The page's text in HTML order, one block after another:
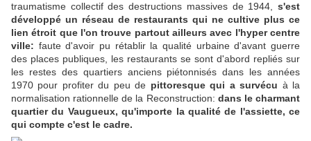
traumatisme collectif des destructions massives de 1944, s'est
développé un réseau de restaurants qui ne cultive plus ce
lien étroit que l'on trouve partout ailleurs avec l'hyper centre
ville: faute d'avoir pu rétablir la qualité urbaine d'avant guerre
des places publiques, les restaurants se sont d'abord repliés sur
les restes des quartiers anciens piétonnisés dans les années
1970 pour profiter du peu de pittoresque qui a survécu à la
normalisation rationnelle de la Reconstruction: dans le charmant
quartier du Vaugueux, qu'importe la qualité de l'assiette, ce
qui compte c'est le cadre.